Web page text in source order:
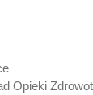
Opieki